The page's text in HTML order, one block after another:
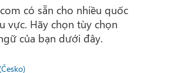
có sẵn cho nhiều quốc
vực. Hãy chọn tùy chọn
của bạn dưới đây.